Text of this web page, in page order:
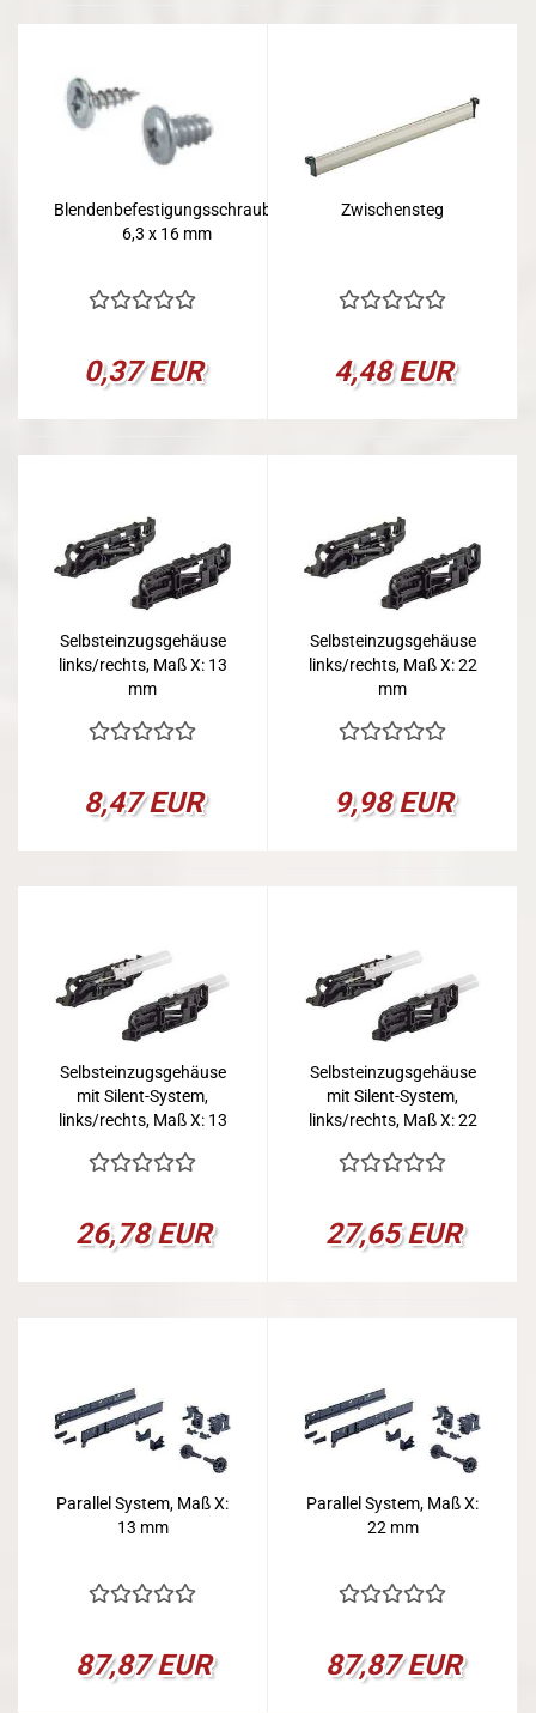
Blendenbefestigungsschraube
6,3 x 16 mm
0,37 EUR
Zwischensteg
4,48 EUR
Selbsteinzugsgehäuse
links/rechts, Maß X: 13
mm
8,47 EUR
Selbsteinzugsgehäuse
links/rechts, Maß X: 22
mm
9,98 EUR
Selbsteinzugsgehäuse
mit Silent-System,
links/rechts, Maß X: 13
26,78 EUR
Selbsteinzugsgehäuse
mit Silent-System,
links/rechts, Maß X: 22
27,65 EUR
Parallel System, Maß X:
13 mm
87,87 EUR
Parallel System, Maß X:
22 mm
87,87 EUR